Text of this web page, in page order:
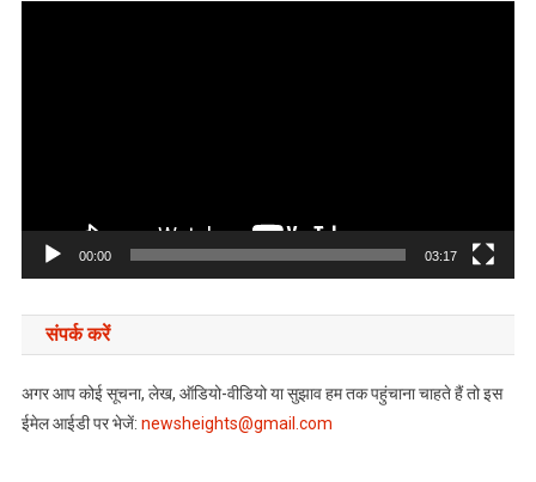
00:00 03:17
संपर्क करें
अगर आप कोई सूचना, लेख, ऑडियो-वीडियो या सुझाव हम तक पहुंचाना चाहते हैं तो इस
ईमेल आईडी पर भेजें: newsheights@gmail.com